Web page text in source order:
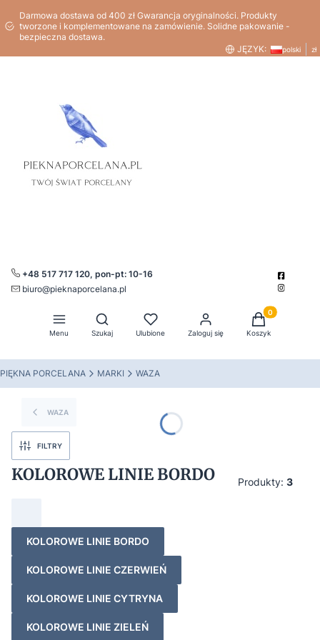
Darmowa dostawa od 400 zł Gwarancja oryginalności. Produkty
tworzone i komplementowane na zamówienie. Solidne pakowanie -
bezpieczna dostawa.
JĘZYK:
polski zł
+48 517 717 120, pon-pt: 10-16
biuro@pieknaporcelana.pl
Menu
Otwórz wyszukiwarkę
Szukaj Ulubione Zaloguj się
Produkty w
Koszyk
PIĘKNA PORCELANA MARKI WAZA
WAZA
FILTRY
KOLOROWE LINIE BORDO Produkty: 3
KOLOROWE LINIE BORDO
KOLOROWE LINIE CZERWIEŃ
KOLOROWE LINIE CYTRYNA
KOLOROWE LINIE ZIELEŃ